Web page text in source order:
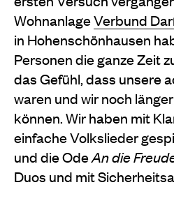
WohnanlageVerbund
in Hohenschönhausen
Personen die ganze Zeit
das Gefühl, dass unsere
waren und wir noch
können. Wir haben mit
einfache Volkslieder
und die OdeAn die
Duos und mit